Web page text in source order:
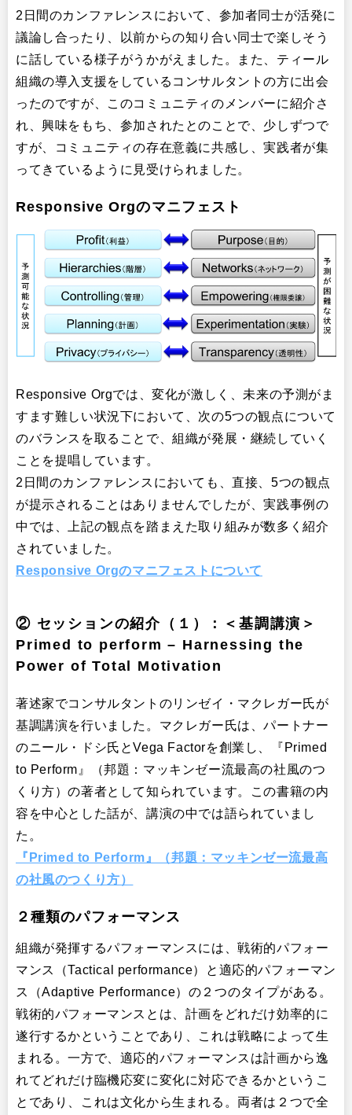
2日間のカンファレンスにおいて、参加者同士が活発に
議論し合ったり、以前からの知り合い同士で楽しそう
に話している様子がうかがえました。また、ティール
組織の導入支援をしているコンサルタントの方に出会
ったのですが、このコミュニティのメンバーに紹介さ
れ、興味をもち、参加されたとのことで、少しずつで
すが、コミュニティの存在意義に共感し、実践者が集
ってきているように見受けられました。
Responsive Orgのマニフェスト
Responsive Orgでは、変化が激しく、未来の予測がま
すます難しい状況下において、次の5つの観点について
のバランスを取ることで、組織が発展・継続していく
ことを提唱しています。
2日間のカンファレンスにおいても、直接、5つの観点
が提示されることはありませんでしたが、実践事例の
中では、上記の観点を踏まえた取り組みが数多く紹介
されていました。
Responsive Orgのマニフェストについて
② セッションの紹介（１）：＜基調講演＞
Primed to perform – Harnessing the
Power of Total Motivation
著述家でコンサルタントのリンゼイ・マクレガー氏が
基調講演を行いました。マクレガー氏は、パートナー
のニール・ドシ氏とVega Factorを創業し、『Primed
to Perform』（邦題：マッキンゼー流最高の社風のつ
くり方）の著者として知られています。この書籍の内
容を中心とした話が、講演の中では語られていまし
た。
『Primed to Perform』（邦題：マッキンゼー流最高
の社風のつくり方）
２種類のパフォーマンス
組織が発揮するパフォーマンスには、戦術的パフォー
マンス（Tactical performance）と適応的パフォーマン
ス（Adaptive Performance）の２つのタイプがある。
戦術的パフォーマンスとは、計画をどれだけ効率的に
遂行するかということであり、これは戦略によって生
まれる。一方で、適応的パフォーマンスは計画から逸
れてどれだけ臨機応変に変化に対応できるかというこ
とであり、これは文化から生まれる。両者は２つで全